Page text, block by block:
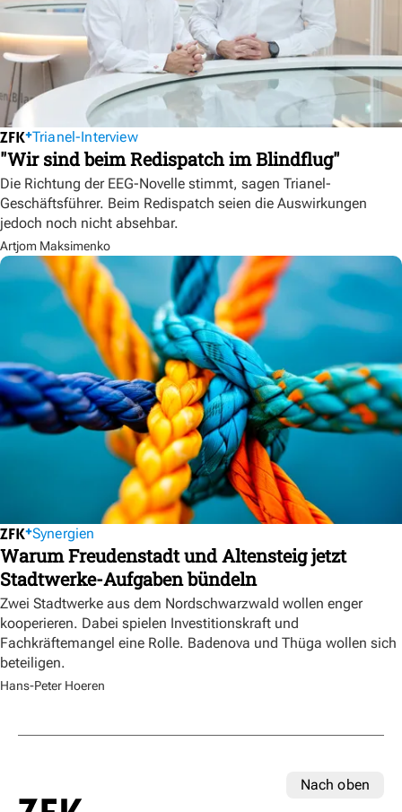
Trianel-Interview
"Wir sind beim Redispatch im Blindflug"
Die Richtung der EEG-Novelle stimmt, sagen Trianel-
Geschäftsführer. Beim Redispatch seien die Auswirkungen
jedoch noch nicht absehbar.
Artjom Maksimenko
Synergien
Warum Freudenstadt und Altensteig jetzt
Stadtwerke-Aufgaben bündeln
Zwei Stadtwerke aus dem Nordschwarzwald wollen enger
kooperieren. Dabei spielen Investitionskraft und
Fachkräftemangel eine Rolle. Badenova und Thüga wollen sich
beteiligen.
Hans-Peter Hoeren
Nach oben